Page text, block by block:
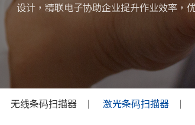
设计，精联电子协助企业提升作业效率，
无线条码扫描器 激光条码扫描器